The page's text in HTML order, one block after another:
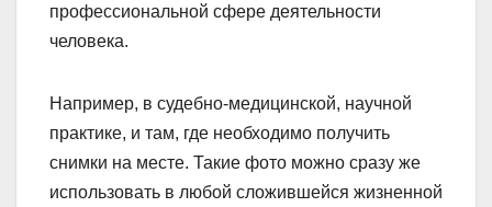
профессиональной сфере деятельности
человека.
Например, в судебно-медицинской, научной
практике, и там, где необходимо получить
снимки на месте. Такие фото можно сразу же
использовать в любой сложившейся жизненной